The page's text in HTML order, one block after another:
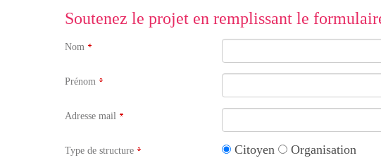
Soutenez le projet en remplissant le
Nom
Prénom
Adresse mail
Type de structure Citoyen Organisation